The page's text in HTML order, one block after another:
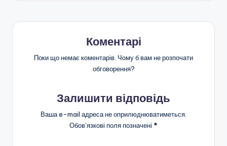
Коментарі
Поки що немає коментарів. Чому б вам не розпочати
обговорення?
Залишити відповідь
Ваша e-mail адреса не оприлюднюватиметься.
Обов’язкові поля позначені *